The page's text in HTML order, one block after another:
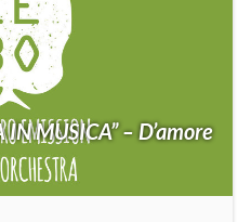
MUSICA” – D’amore